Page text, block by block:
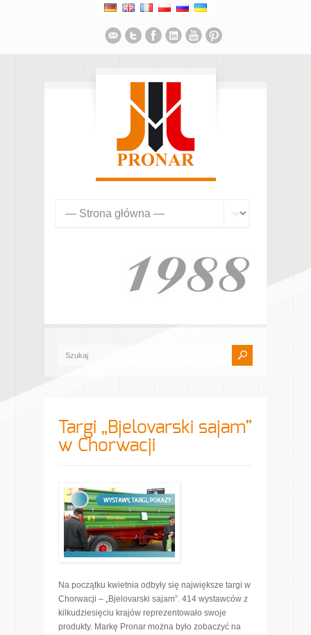
Targi „Bjelovarski sajam”
w Chorwacji
Na początku kwietnia odbyły się największe targi w
Chorwacji – „Bjelovarski sajam”. 414 wystawców z
kilkudziesięciu krajów reprezentowało swoje
produkty. Markę Pronar można było zobaczyć na